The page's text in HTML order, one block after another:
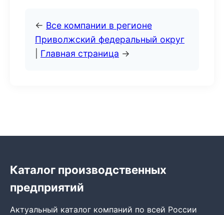
← Все компании в регионе
Приволжский федеральный округ
Главная страница →
Каталог производственных
предприятий
Актуальный каталог компаний по всей России